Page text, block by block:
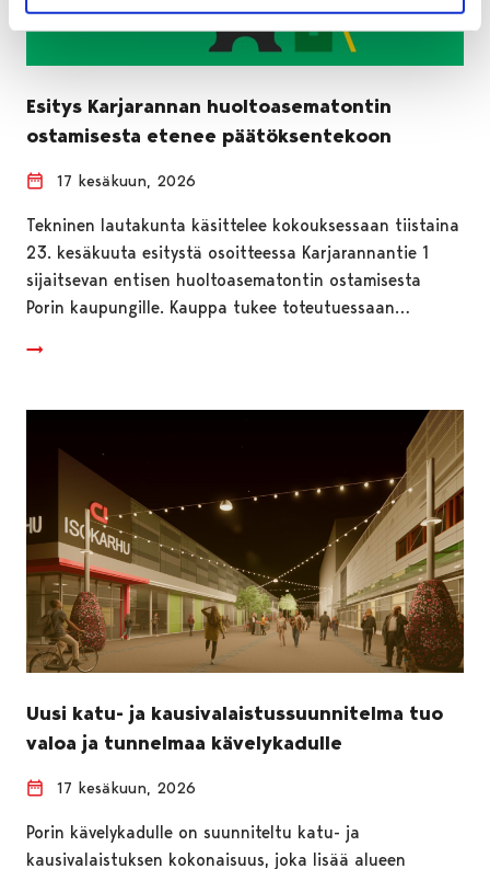
Esitys Karjarannan huoltoasematontin
ostamisesta etenee päätöksentekoon
17 kesäkuun, 2026
Tekninen lautakunta käsittelee kokouksessaan tiistaina
23. kesäkuuta esitystä osoitteessa Karjarannantie 1
sijaitsevan entisen huoltoasematontin ostamisesta
Porin kaupungille. Kauppa tukee toteutuessaan…
Uusi katu- ja kausivalaistussuunnitelma tuo
valoa ja tunnelmaa kävelykadulle
17 kesäkuun, 2026
Porin kävelykadulle on suunniteltu katu- ja
kausivalaistuksen kokonaisuus, joka lisää alueen